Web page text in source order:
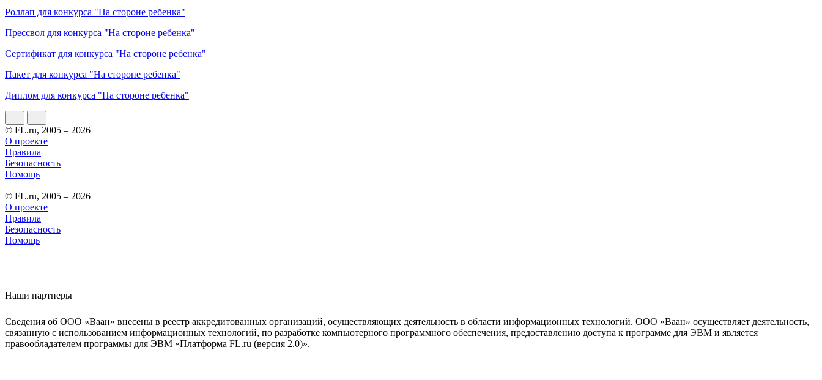
Роллап для конкурса "На стороне ребенка"
Прессвол для конкурса "На стороне ребенка"
Сертификат для конкурса "На стороне ребенка"
Пакет для конкурса "На стороне ребенка"
Диплом для конкурса "На стороне ребенка"
© FL.ru, 2005 – 2026
О проекте
Правила
Безопасность
Помощь
© FL.ru, 2005 – 2026
О проекте
Правила
Безопасность
Помощь
Наши партнеры
Сведения об ООО «Ваан» внесены в реестр аккредитованных организаций, осуществляющих деятельность в области информационных технологий. ООО «Ваан» осуществляет деятельность,
связанную с использованием информационных технологий, по разработке компьютерного программного обеспечения, предоставлению доступа к программе для ЭВМ и является
правообладателем программы для ЭВМ «Платформа FL.ru (версия 2.0)».